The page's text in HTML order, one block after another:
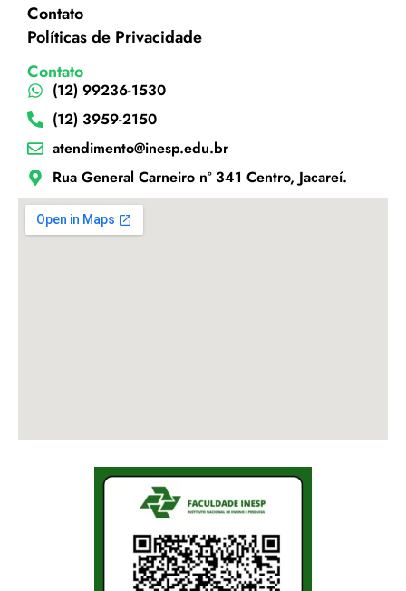
Contato
Políticas de Privacidade
Contato
(12) 99236-1530
(12) 3959-2150
atendimento@inesp.edu.br
Rua General Carneiro nº 341 Centro, Jacareí.